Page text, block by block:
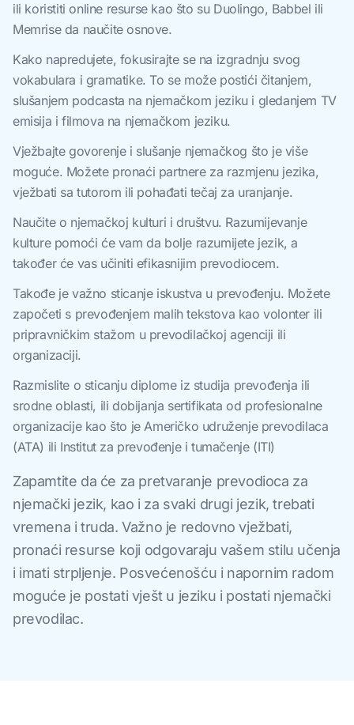
ili koristiti online resurse kao što su Duolingo, Babbel ili
Memrise da naučite osnove.
Kako napredujete, fokusirajte se na izgradnju svog
vokabulara i gramatike. To se može postići čitanjem,
slušanjem podcasta na njemačkom jeziku i gledanjem TV
emisija i filmova na njemačkom jeziku.
Vježbajte govorenje i slušanje njemačkog što je više
moguće. Možete pronaći partnere za razmjenu jezika,
vježbati sa tutorom ili pohađati tečaj za uranjanje.
Naučite o njemačkoj kulturi i društvu. Razumijevanje
kulture pomoći će vam da bolje razumijete jezik, a
također će vas učiniti efikasnijim prevodiocem.
Takođe je važno sticanje iskustva u prevođenju. Možete
započeti s prevođenjem malih tekstova kao volonter ili
pripravničkim stažom u prevodilačkoj agenciji ili
organizaciji.
Razmislite o sticanju diplome iz studija prevođenja ili
srodne oblasti, ili dobijanja sertifikata od profesionalne
organizacije kao što je Američko udruženje prevodilaca
(ATA) ili Institut za prevođenje i tumačenje (ITI)
Zapamtite da će za pretvaranje prevodioca za
njemački jezik, kao i za svaki drugi jezik, trebati
vremena i truda. Važno je redovno vježbati,
pronaći resurse koji odgovaraju vašem stilu učenja
i imati strpljenje. Posvećenošću i napornim radom
moguće je postati vješt u jeziku i postati njemački
prevodilac.